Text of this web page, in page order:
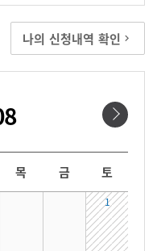
나의 신청내역 확인
목 금 토
1